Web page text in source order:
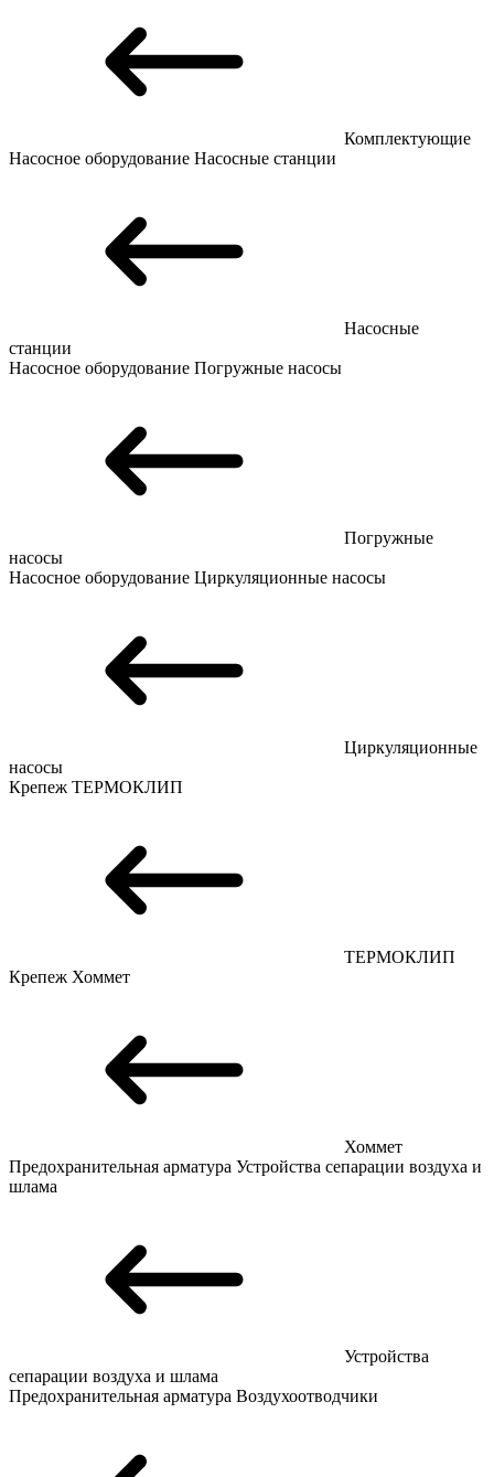
Комплектующие
Насосное оборудование Насосные станции
Насосные
станции
Насосное оборудование Погружные насосы
Погружные
насосы
Насосное оборудование Циркуляционные насосы
Циркуляционные
насосы
Крепеж ТЕРМОКЛИП
ТЕРМОКЛИП
Крепеж Хоммет
Хоммет
Предохранительная арматура Устройства сепарации воздуха и
шлама
Устройства
сепарации воздуха и шлама
Предохранительная арматура Воздухоотводчики